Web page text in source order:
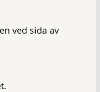
ved sida av